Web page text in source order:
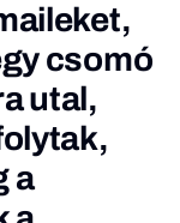
csomó
utal,
a